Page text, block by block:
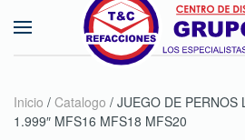
Skip to main content
Inicio / Catalogo / JUEGO DE PERNOS
1.999″ MFS16 MFS18 MFS20